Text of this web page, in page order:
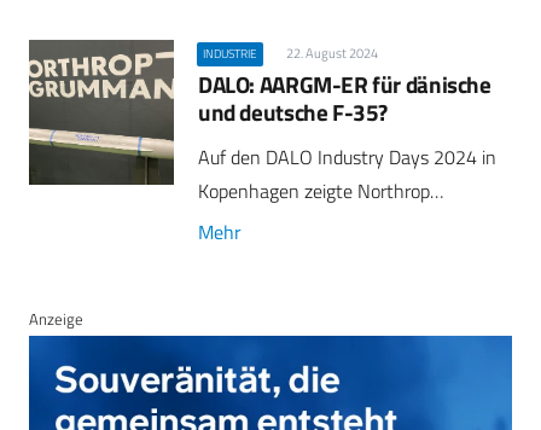
INDUSTRIE 22. August 2024
DALO: AARGM-ER für dänische
und deutsche F-35?
Auf den DALO Industry Days 2024 in
Kopenhagen zeigte Northrop…
Mehr
Anzeige